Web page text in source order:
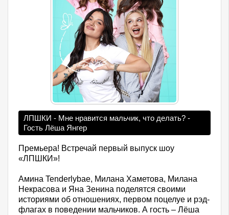
ЛПШКИ - Мне нравится мальчик, что делать? -
Гость Лёша Янгер
Премьера! Встречай первый выпуск шоу
«ЛПШКИ»!
Амина Tenderlybae, Милана Хаметова, Милана
Некрасова и Яна Зенина поделятся своими
историями об отношениях, первом поцелуе и рэд-
флагах в поведении мальчиков. А гость – Лёша